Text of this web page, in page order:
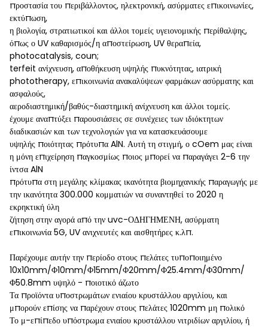
προστασία του περιβάλλοντος, ηλεκτρονική, ασύρματες επικοινωνίες,
εκτύπωση,
η βιολογία, στρατιωτικοί και άλλοι τομείς υγειονομικής περίθαλψης,
όπως ο UV καθαρισμός/η αποστείρωση, UV θεραπεία,
photocatalysis, coun;
terfeit ανίχνευση, αποθήκευση υψηλής πυκνότητας, ιατρική
phototherapy, επικοινωνία ανακαλύψεων φαρμάκων ασύρματης και
ασφαλούς,
αεροδιαστημική/βαθύς-διαστημική ανίχνευση και άλλοι τομείς.
έχουμε αναπτύξει παρουσιάσεις σε συνέχειες των ιδιόκτητων
διαδικασιών και των τεχνολογιών για να κατασκευάσουμε
υψηλής ποιότητας πρότυπα AlN. Αυτή τη στιγμή, ο cOem μας είναι
η μόνη επιχείρηση παγκοσμίως ποιος μπορεί να παραγάγει 2-6 την
ίντσα AlN
πρότυπα στη μεγάλης κλίμακας ικανότητα βιομηχανικής παραγωγής με
την ικανότητα 300.000 κομματιών να συναντηθεί το 2020 η
εκρηκτική ύλη
ζήτηση στην αγορά από την uvc-ΟΔΗΓΗΜΕΝΗ, ασύρματη
επικοινωνία 5G, UV ανιχνευτές και αισθητήρες κ.λπ.
Παρέχουμε αυτήν την περίοδο στους πελάτες τυποποιημένο
10x10mm/Φ10mm/Φ15mm/Φ20mm/Φ25.4mm/Φ30mm/
Φ50.8mm υψηλό - ποιοτικό άζωτο
Τα προϊόντα υποστρωμάτων ενιαίου κρυστάλλου αργιλίου, και
μπορούν επίσης να παρέχουν στους πελάτες 1020mm μη πολικό
Το μ-επίπεδο υπόστρωμα ενιαίου κρυστάλλου νιτριδίων αργιλίου, ή